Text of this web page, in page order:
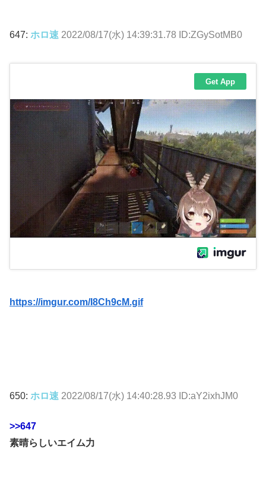
647: ホロ速 2022/08/17(水) 14:39:31.78 ID:ZGySotMB0
https://imgur.com/I8Ch9cM.gif
650: ホロ速 2022/08/17(水) 14:40:28.93 ID:aY2ixhJM0
>>647
素晴らしいエイム力